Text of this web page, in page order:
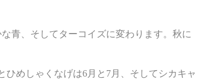
青、そしてターコイズに変わります。秋に
めしゃくなげは6月と7月、そしてシカキャ